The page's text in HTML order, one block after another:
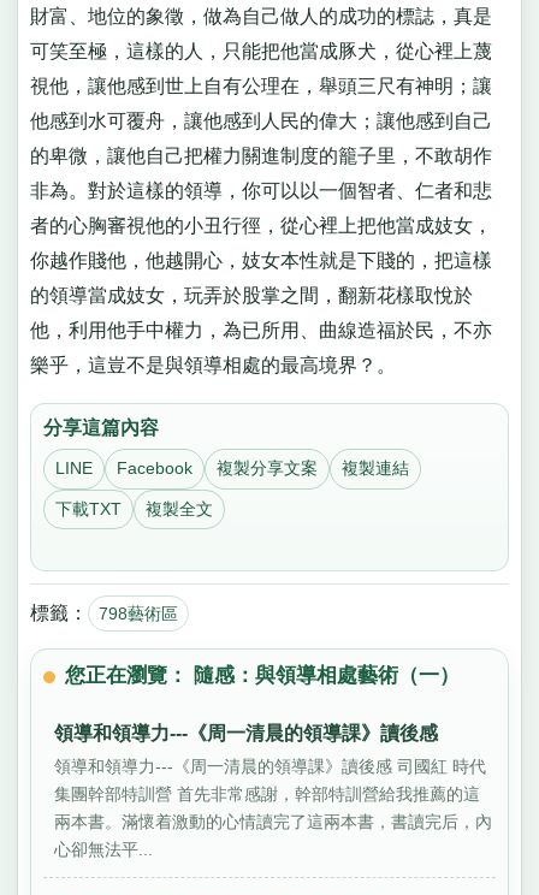
財富、地位的象徵，做為自己做人的成功的標誌，真是
可笑至極，這樣的人，只能把他當成豚犬，從心裡上蔑
視他，讓他感到世上自有公理在，舉頭三尺有神明；讓
他感到水可覆舟，讓他感到人民的偉大；讓他感到自己
的卑微，讓他自己把權力關進制度的籠子里，不敢胡作
非為。對於這樣的領導，你可以以一個智者、仁者和悲
者的心胸審視他的小丑行徑，從心裡上把他當成妓女，
你越作賤他，他越開心，妓女本性就是下賤的，把這樣
的領導當成妓女，玩弄於股掌之間，翻新花樣取悅於
他，利用他手中權力，為已所用、曲線造福於民，不亦
樂乎，這豈不是與領導相處的最高境界？。
分享這篇內容
LINE Facebook 複製分享文案 複製連結
下載TXT 複製全文
標籤： 798藝術區
您正在瀏覽： 隨感：與領導相處藝術（一）
領導和領導力---《周一清晨的領導課》讀後感
領導和領導力---《周一清晨的領導課》讀後感 司國紅 時代
集團幹部特訓營 首先非常感謝，幹部特訓營給我推薦的這
兩本書。滿懷着激動的心情讀完了這兩本書，書讀完后，內
心卻無法平...